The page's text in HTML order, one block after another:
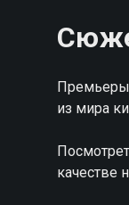
Премьеры
из мира
качестве